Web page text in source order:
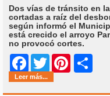
Dos vías de tránsito en
cortadas a raíz del
según informó el
está crecido el arroyo
no provocó cortes.
Facebook
Twitter Pinterest
Leer más...